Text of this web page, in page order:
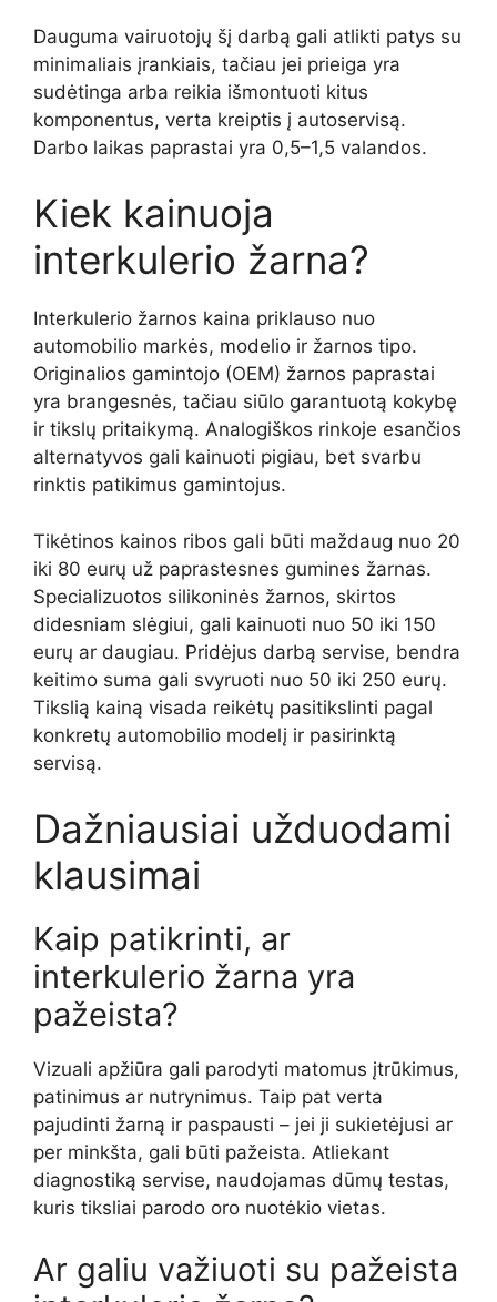
Dauguma vairuotojų šį darbą gali atlikti patys su
minimaliais įrankiais, tačiau jei prieiga yra
sudėtinga arba reikia išmontuoti kitus
komponentus, verta kreiptis į autoservisą.
Darbo laikas paprastai yra 0,5–1,5 valandos.
Kiek kainuoja
interkulerio žarna?
Interkulerio žarnos kaina priklauso nuo
automobilio markės, modelio ir žarnos tipo.
Originalios gamintojo (OEM) žarnos paprastai
yra brangesnės, tačiau siūlo garantuotą kokybę
ir tikslų pritaikymą. Analogiškos rinkoje esančios
alternatyvos gali kainuoti pigiau, bet svarbu
rinktis patikimus gamintojus.
Tikėtinos kainos ribos gali būti maždaug nuo 20
iki 80 eurų už paprastesnes gumines žarnas.
Specializuotos silikoninės žarnos, skirtos
didesniam slėgiui, gali kainuoti nuo 50 iki 150
eurų ar daugiau. Pridėjus darbą servise, bendra
keitimo suma gali svyruoti nuo 50 iki 250 eurų.
Tikslią kainą visada reikėtų pasitikslinti pagal
konkretų automobilio modelį ir pasirinktą
servisą.
Dažniausiai užduodami
klausimai
Kaip patikrinti, ar
interkulerio žarna yra
pažeista?
Vizuali apžiūra gali parodyti matomus įtrūkimus,
patinimus ar nutrynimus. Taip pat verta
pajudinti žarną ir paspausti – jei ji sukietėjusi ar
per minkšta, gali būti pažeista. Atliekant
diagnostiką servise, naudojamas dūmų testas,
kuris tiksliai parodo oro nuotėkio vietas.
Ar galiu važiuoti su pažeista